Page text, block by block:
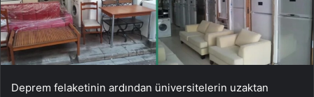
Deprem felaketinin ardından üniversitelerin uzaktan